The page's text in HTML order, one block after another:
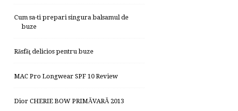
Cum sa-ti prepari singura balsamul de
buze
Răsfăţ delicios pentru buze
MAC Pro Longwear SPF 10 Review
Dior CHERIE BOW PRIMĂVARĂ 2013